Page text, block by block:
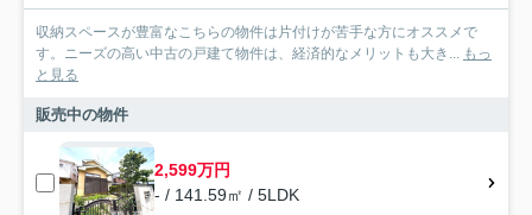
収納スペースが豊富なこちらの物件は片付けが苦手な方にオススメで
す。ニーズの高い中古の戸建て物件は、経済的なメリットも大き... もっ
と見る
販売中の物件
2,599万円
- / 141.59㎡ / 5LDK